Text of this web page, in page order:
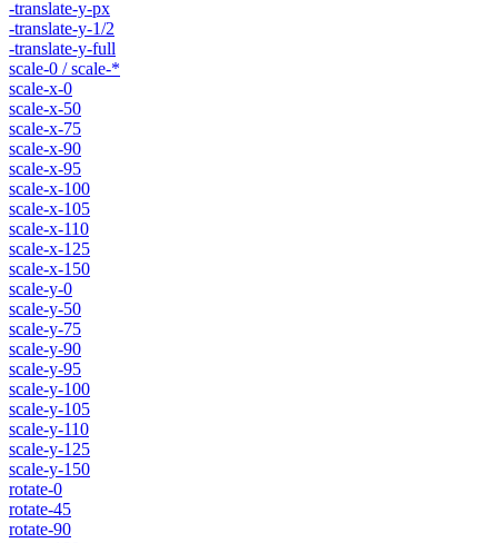
-translate-y-px
-translate-y-1/2
-translate-y-full
scale-0 / scale-*
scale-x-0
scale-x-50
scale-x-75
scale-x-90
scale-x-95
scale-x-100
scale-x-105
scale-x-110
scale-x-125
scale-x-150
scale-y-0
scale-y-50
scale-y-75
scale-y-90
scale-y-95
scale-y-100
scale-y-105
scale-y-110
scale-y-125
scale-y-150
rotate-0
rotate-45
rotate-90